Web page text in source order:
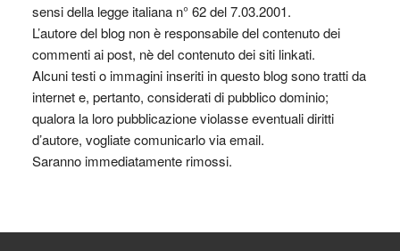
sensi della legge italiana n° 62 del 7.03.2001.
L’autore del blog non è responsabile del contenuto dei
commenti ai post, nè del contenuto dei siti linkati.
Alcuni testi o immagini inseriti in questo blog sono tratti da
internet e, pertanto, considerati di pubblico dominio;
qualora la loro pubblicazione violasse eventuali diritti
d’autore, vogliate comunicarlo via email.
Saranno immediatamente rimossi.